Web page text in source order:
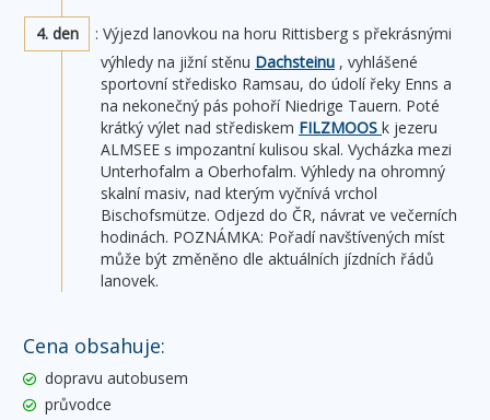
4. den
: Výjezd lanovkou na horu Rittisberg s překrásnými
výhledy na jižní stěnu Dachsteinu , vyhlášené
sportovní středisko Ramsau, do údolí řeky Enns a
na nekonečný pás pohoří Niedrige Tauern. Poté
krátký výlet nad střediskem FILZMOOS k jezeru
ALMSEE s impozantní kulisou skal. Vycházka mezi
Unterhofalm a Oberhofalm. Výhledy na ohromný
skalní masiv, nad kterým vyčnívá vrchol
Bischofsmütze. Odjezd do ČR, návrat ve večerních
hodinách. POZNÁMKA: Pořadí navštívených míst
může být změněno dle aktuálních jízdních řádů
lanovek.
Cena obsahuje:
dopravu autobusem
průvodce